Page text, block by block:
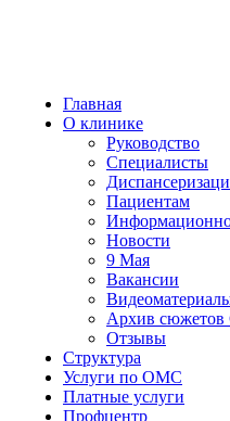
Главная
О клинике
Руководство
Специалисты
Пациентам
Новости
9 Мая
Вакансии
Архив
Отзывы
Структура
Услуги по ОМС
Платные услуги
Профцентр